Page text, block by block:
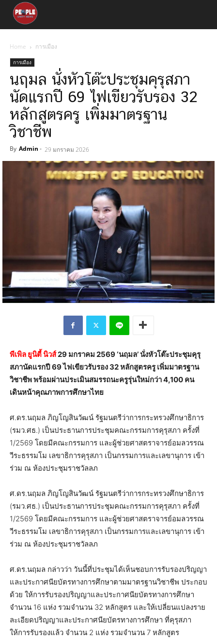
Home การเมือง
การเมือง
นฤมล นั่งหัวโต๊ะประชุมคุรุสภา
นัดแรกปี 69 ไฟเขียวรับรอง 32
หลักสูตรครู เพิ่มมาตรฐาน
วิชาชีพ
By Admin - 29 มกราคม 2026
พีเพิล ยูนิตี้ นิวส์29 มกราคม 2569 ‘นฤมล’ นั่งหัวโต๊ะประชุมคุรุ
สภานัดแรกปี 69 ไฟเขียวรับรอง 32 หลักสูตรครู เพิ่มมาตรฐาน
วิชาชีพ พร้อมผ่านประเมินสมรรถนะครูรุ่นใหม่กว่า 4,100 คน
เดินหน้าคุณภาพการศึกษาไทย
ศ.ดร.นฤมล ภิญโญสินวัฒน์ รัฐมนตรีว่าการกระทรวงศึกษาธิการ
(รมว.ศธ.) เป็นประธานการประชุมคณะกรรมการคุรุสภา ครั้งที่
1/2569 โดยมีคณะกรรมการ และผู้ช่วยศาสตราจารย์อมลวรรณ
วีระธรรมโม เลขาธิการคุรุสภา เป็นกรรมการและเลขานุการ เข้า
ร่วม ณ ห้องประชุมราชวัลลภ
ศ.ดร.นฤมล ภิญโญสินวัฒน์ รัฐมนตรีว่าการกระทรวงศึกษาธิการ
(รมว.ศธ.) เป็นประธานการประชุมคณะกรรมการคุรุสภา ครั้งที่
1/2569 โดยมีคณะกรรมการ และผู้ช่วยศาสตราจารย์อมลวรรณ
วีระธรรมโม เลขาธิการคุรุสภา เป็นกรรมการและเลขานุการ เข้า
ร่วม ณ ห้องประชุมราชวัลลภ
ศ.ดร.นฤมล กล่าวว่า วันนี้ที่ประชุมได้เห็นชอบการรับรองปริญญา
และประกาศนียบัตรทางการศึกษาตามมาตรฐานวิชาชีพ ประกอบ
ด้วย ให้การรับรองปริญญาและประกาศนียบัตรทางการศึกษา
จำนวน 16 แห่ง รวมจำนวน 32 หลักสูตร และให้เปลี่ยนแปลงราย
ละเอียดปริญญาและประกาศนียบัตรทางการศึกษา ที่คุรุสภา
ให้การรับรองแล้ว จำนวน 2 แห่ง รวมจำนวน 7 หลักสูตร